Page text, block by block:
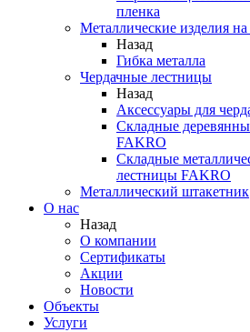
пленка
Металлические изделия на
Назад
Гибка металла
Чердачные лестницы
Назад
Аксессуары для
Складные
FAKRO
Складные
лестницы FAKRO
Металлический штакетник
О нас
Назад
О компании
Сертификаты
Акции
Новости
Объекты
Услуги